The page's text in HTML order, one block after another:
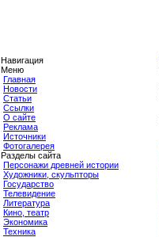
Навигация
Меню
Главная
Новости
Статьи
Ссылки
О сайте
Реклама
Источники
Фотогалерея
Разделы сайта
Персонажи древней истории
Художники, скульпторы
Государство
Телевидение
Литература
Кино, театр
Экономика
Техника